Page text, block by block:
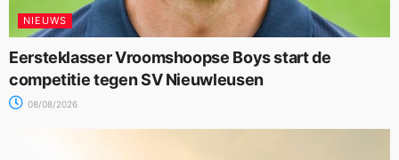
NIEUWS
Eersteklasser Vroomshoopse Boys start de
competitie tegen SV Nieuwleusen
08/08/2026